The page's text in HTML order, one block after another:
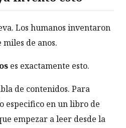
Los humanos inventaron
de anos.
es exactamente esto.
de contenidos. Para
especifico en un libro de
empezar a leer desde la